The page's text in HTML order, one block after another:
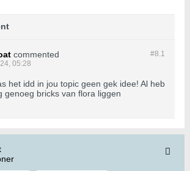
#8.1
commented
05:28
het idd in jou topic geen gek idee! Al heb
genoeg bricks van flora liggen